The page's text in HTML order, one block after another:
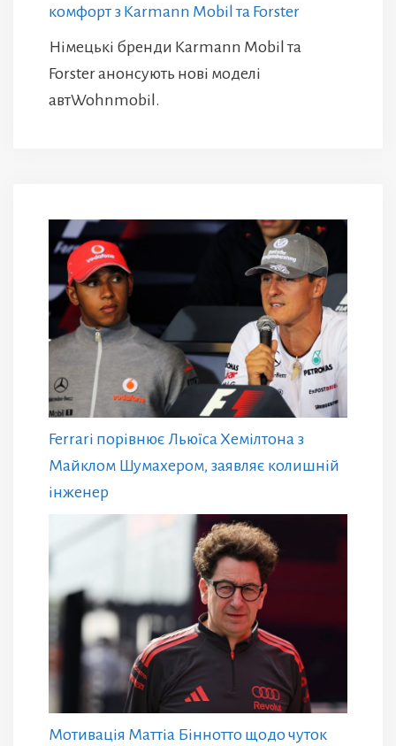
комфорт з Karmann Mobil та Forster
Німецькі бренди Karmann Mobil та
Forster анонсують нові моделі
автWohnmobil.
Ferrari порівнює Льюїса Хемілтона з
Майклом Шумахером, заявляє колишній
інженер
Мотивація Маттіа Біннотто щодо чуток